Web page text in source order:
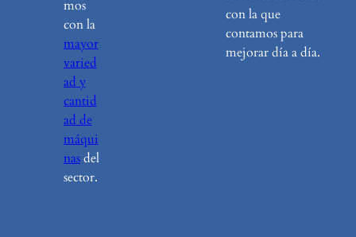
mos
con la
mayor
varied
ad y
cantid
ad de
máqui
nasdel
sector.
con la que
contamos para
mejorar día a día.